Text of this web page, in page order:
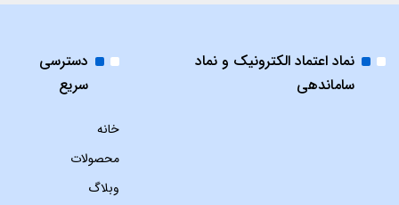
نماد اعتماد الکترونیک و نماد
ساماندهی
دسترسی
سریع
خانه
محصولات
وبلاگ